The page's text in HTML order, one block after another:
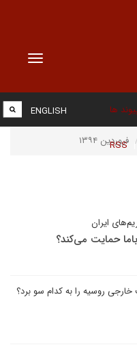
Toggle
ها
RSS
ENGLISH
فروردین ۱۳۹۴
ایران
حمایت می‌کند؟
روسیه را به کدام سو برد؟